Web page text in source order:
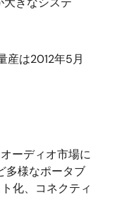
産は2012年5月
ーディオ市場に
多様なポータブ
化、コネクティ